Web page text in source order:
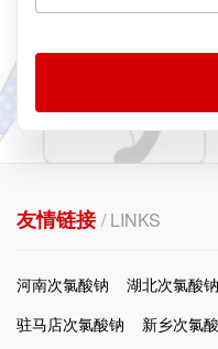
友情链接/ LINKS
河南次氯酸钠 湖北次氯酸钠
驻马店次氯酸钠
新乡次氯